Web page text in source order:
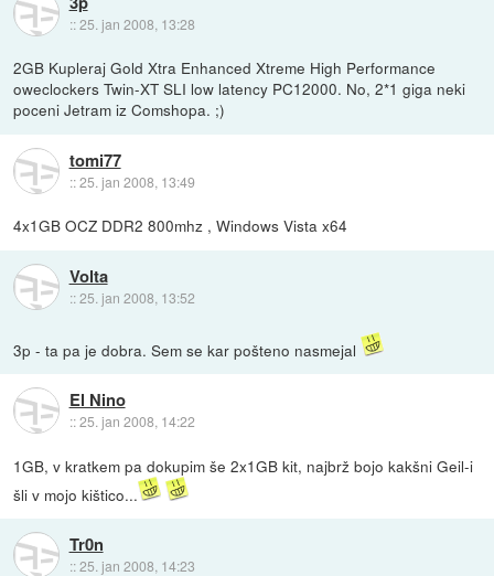
::25. jan 2008, 13:28
2GB Kupleraj Gold Xtra Enhanced Xtreme High Performance
oweclockers Twin-XT SLI low latency PC12000. No, 2*1 giga neki
poceni Jetram iz Comshopa. ;)
tomi77
::25. jan 2008, 13:49
4x1GB OCZ DDR2 800mhz , Windows Vista x64
Volta
::25. jan 2008, 13:52
3p - ta pa je dobra. Sem se kar pošteno nasmejal
El Nino
::25. jan 2008, 14:22
1GB, v kratkem pa dokupim še 2x1GB kit, najbrž bojo kakšni Geil-i
šli v mojo kištico...
Tr0n
::25. jan 2008, 14:23